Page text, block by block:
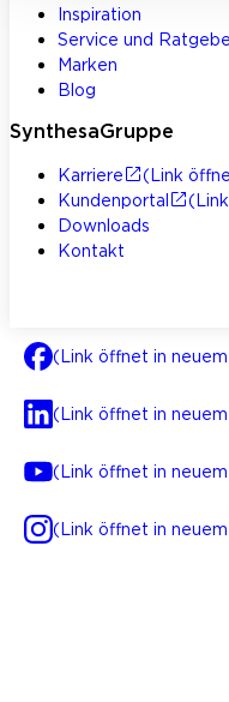
Inspiration
Service und
Marken
Blog
SynthesaGruppe
Karriere
(Link
Kundenportal
Downloads
Kontakt
(Link öffnet in
(Link öffnet in
(Link öffnet in
(Link öffnet in